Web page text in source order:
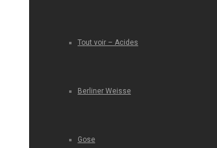
Tout voir – Acides
Berliner Weisse
Gose